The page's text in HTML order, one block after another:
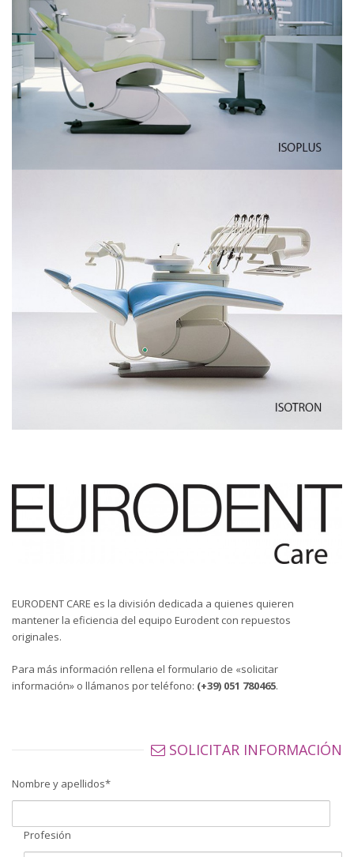
EURODENT CARE es la división dedicada a quienes quieren
mantener la eficiencia del equipo Eurodent con repuestos
originales.
Para más información rellena el formulario de «solicitar
información» o llámanos por teléfono: (+39) 051 780465.
SOLICITAR INFORMACIÓN
Nombre y apellidos*
Profesión